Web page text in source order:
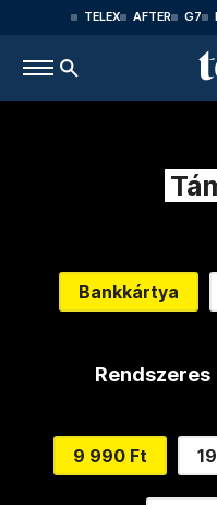
TELEX AFTER G7
Bankkártya
Rendszeres
9 990 Ft